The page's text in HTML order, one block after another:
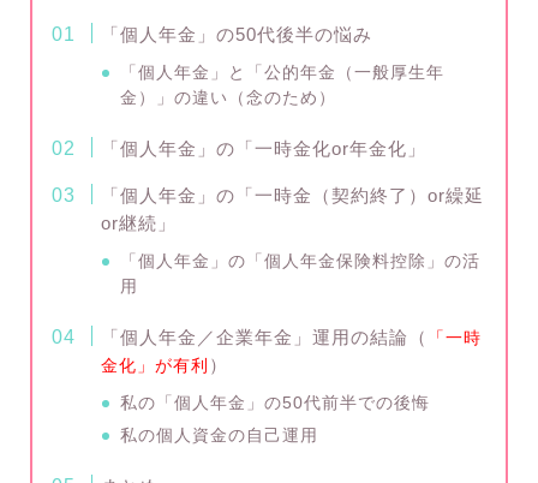
「個人年金」の50代後半の悩み
「個人年金」と「公的年金（一般厚生年
金）」の違い（念のため）
「個人年金」の「一時金化or年金化」
「個人年金」の「一時金（契約終了）or繰延
or継続」
「個人年金」の「個人年金保険料控除」の活
用
「個人年金／企業年金」運用の結論（
「一時
金化」が有利 ）
私の「個人年金」の50代前半での後悔
私の個人資金の自己運用